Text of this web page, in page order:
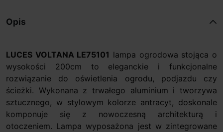
Opis
LUCES VOLTANA LE75101 lampa ogrodowa stojąca o
wysokości 200cm to eleganckie i funkcjonalne
rozwiązanie do oświetlenia ogrodu, podjazdu czy
ścieżki. Wykonana z trwałego aluminium i tworzywa
sztucznego, w stylowym kolorze antracyt, doskonale
komponuje się z nowoczesną architekturą i
otoczeniem. Lampa wyposażona jest w zintegrowane